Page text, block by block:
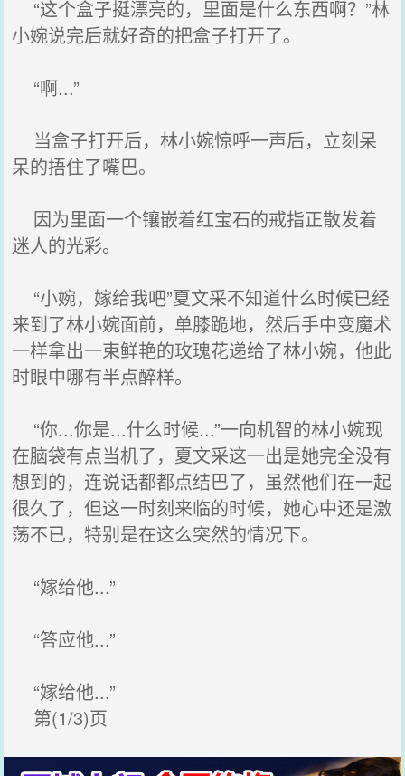
“这个盒子挺漂亮的，里面是什么东西啊？”林
小婉说完后就好奇的把盒子打开了。
“啊...”
当盒子打开后，林小婉惊呼一声后，立刻呆
呆的捂住了嘴巴。
因为里面一个镶嵌着红宝石的戒指正散发着
迷人的光彩。
“小婉，嫁给我吧”夏文采不知道什么时候已经
来到了林小婉面前，单膝跪地，然后手中变魔术
一样拿出一束鲜艳的玫瑰花递给了林小婉，他此
时眼中哪有半点醉样。
“你...你是...什么时候...”一向机智的林小婉现
在脑袋有点当机了，夏文采这一出是她完全没有
想到的，连说话都都点结巴了，虽然他们在一起
很久了，但这一时刻来临的时候，她心中还是激
荡不已，特别是在这么突然的情况下。
“嫁给他...”
“答应他...”
“嫁给他...”
第(1/3)页